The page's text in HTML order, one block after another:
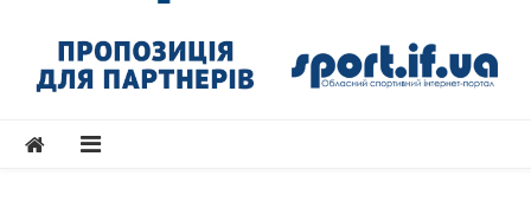
SPORT.IF.UA – Обласний
спортивний інтернет-